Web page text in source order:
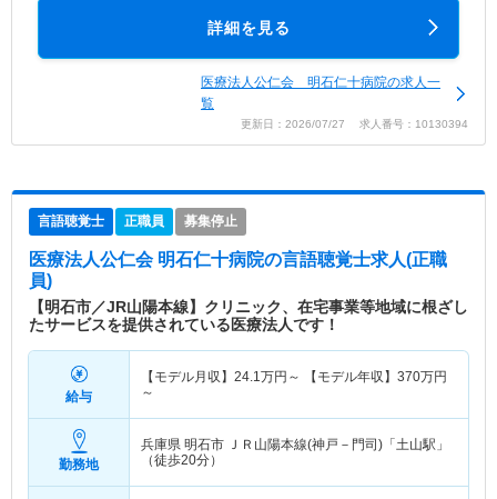
詳細を見る
医療法人公仁会 明石仁十病院の求人一
覧
更新日：2026/07/27 求人番号：10130394
言語聴覚士 正職員 募集停止
医療法人公仁会 明石仁十病院の言語聴覚士求人(正職
員)
【明石市／JR山陽本線】クリニック、在宅事業等地域に根ざし
たサービスを提供されている医療法人です！
給与
【モデル月収】 24.1万円～ 【モデル年収】 370万円
～
勤務地
兵庫県 明石市 ＪＲ山陽本線(神戸－門司)「土山駅」
（徒歩20分）